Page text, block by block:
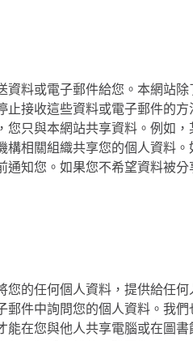
資料或電子郵件給您。本網站
止接收這些資料或電子郵件的
您只與本網站共享資料。例如
構相關組織共享您的個人資料
通知您。如果您不希望資料被
的任何個人資料，提供給任
郵件中詢問您的個人資料。我
能在您與他人共享電腦或在圖